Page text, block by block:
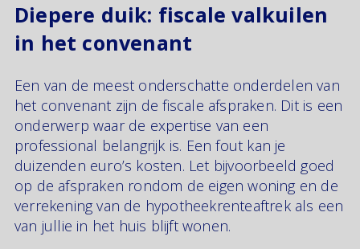
Diepere duik: fiscale valkuilen
in het convenant
Een van de meest onderschatte onderdelen van
het convenant zijn de fiscale afspraken. Dit is een
onderwerp waar de expertise van een
professional belangrijk is. Een fout kan je
duizenden euro’s kosten. Let bijvoorbeeld goed
op de afspraken rondom de eigen woning en de
verrekening van de hypotheekrenteaftrek als een
van jullie in het huis blijft wonen.